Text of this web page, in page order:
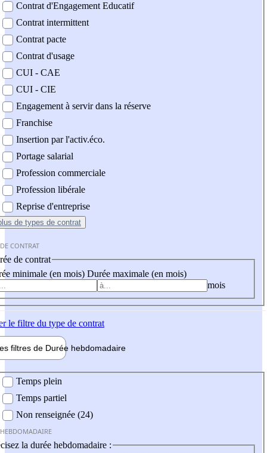
Contrat d'Engagement Educatif
Contrat intermittent
Contrat pacte
Contrat d'usage
CUI - CAE
CUI - CIE
Engagement à servir dans la réserve
Franchise
Insertion par l'activ.éco.
Portage salarial
Profession commerciale
Profession libérale
Reprise d'entreprise
de types de contrat
CONTRAT
de contrat
minimale (en mois) Durée maximale (en mois)
mois
le filtre du type de contrat
filtres de Durée hebdomadaire
Temps plein
Temps partiel
Non renseignée (24)
la durée hebdomadaire :